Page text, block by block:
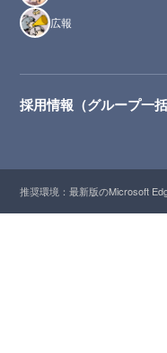
広報
採用情報（グループ一括
推奨環境：最新版のMicrosoft